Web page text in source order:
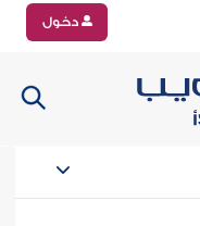
دخول